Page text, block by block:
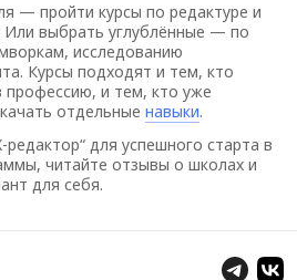
— пройти курсы по редактуре и
Или выбрать углублённые — по
исследованию
Курсы подходят и тем, кто
профессию, и тем, кто уже
отдельные навыки.
для успешного старта в
читайте отзывы о школах и
для себя.